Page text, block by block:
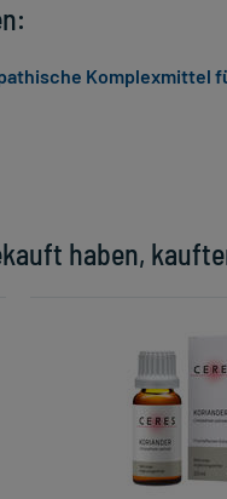
haben,
Komplexmittel